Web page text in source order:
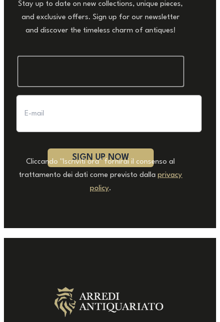
Stay up to date on new collections, unique pieces,
and exclusive offers. Sign up for our newsletter
and discover the timeless charm of antiques!
Cliccando "Iscriviti ora" fornirai il consenso al
trattamento dei dati come previsto dallaprivacy
policy.